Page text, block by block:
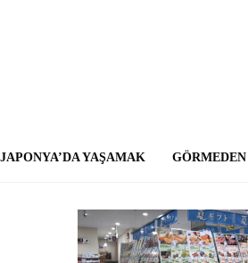
JAPONYA’DA YAŞAMAK